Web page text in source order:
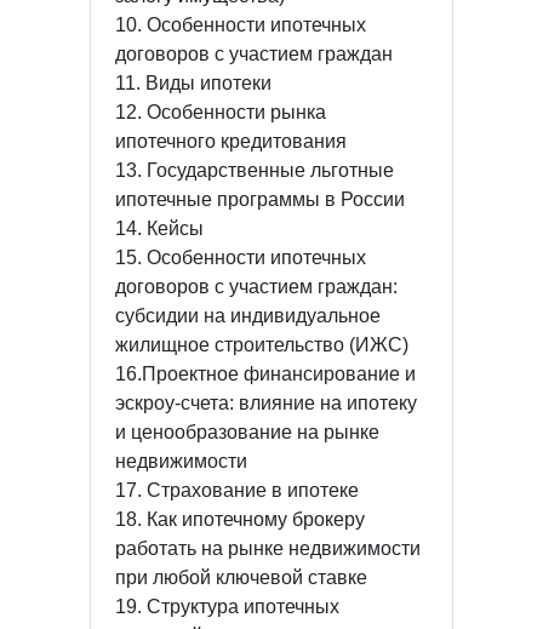
10. Особенности ипотечных
договоров с участием граждан
11. Виды ипотеки
12. Особенности рынка
ипотечного кредитования
13. Государственные льготные
ипотечные программы в России
14. Кейсы
15. Особенности ипотечных
договоров с участием граждан:
субсидии на индивидуальное
жилищное строительство (ИЖС)
16.Проектное финансирование и
эскроу-счета: влияние на ипотеку
и ценообразование на рынке
недвижимости
17. Страхование в ипотеке
18. Как ипотечному брокеру
работать на рынке недвижимости
при любой ключевой ставке
19. Структура ипотечных